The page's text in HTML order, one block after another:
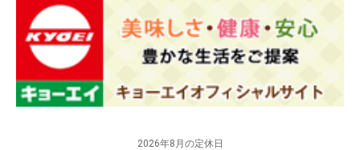
2026年8月の定休日